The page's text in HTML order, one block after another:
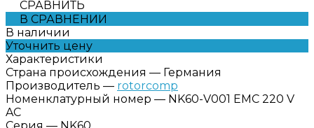
СРАВНИТЬ
В СРАВНЕНИИ
В наличии
Уточнить цену
Характеристики
Страна происхождения — Германия
Производитель — rotorcomp
Номенклатурный номер — NK60-V001 EMC 220 V
AC